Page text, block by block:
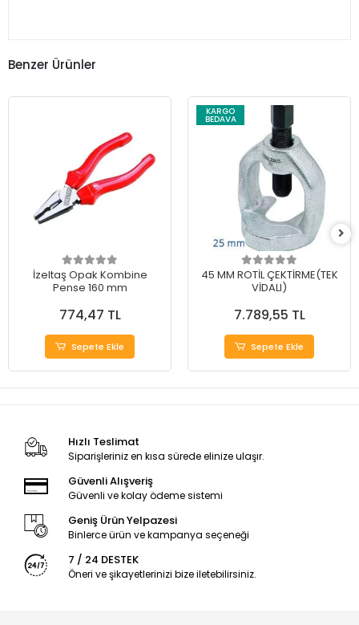
Benzer Ürünler
İzeltaş Opak Kombine
Pense 160 mm
774,47 TL
Sepete Ekle
KARGO
BEDAVA
45 MM ROTİL ÇEKTİRME(TEK
VİDALI)
7.789,55 TL
Sepete Ekle
Hızlı Teslimat
Siparişleriniz en kısa sürede elinize ulaşır.
Güvenli Alışveriş
Güvenli ve kolay ödeme sistemi
Geniş Ürün Yelpazesi
Binlerce ürün ve kampanya seçeneği
7 / 24 DESTEK
Öneri ve şikayetlerinizi bize iletebilirsiniz.